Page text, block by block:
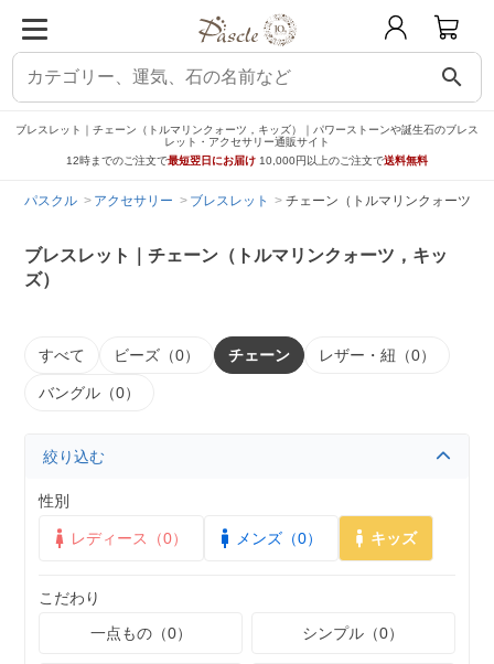
search
ブレスレット｜チェーン（トルマリンクォーツ，キッズ）｜パワーストーンや誕生石のブレス
レット・アクセサリー通販サイト
12時までのご注文で最短翌日にお届け 10,000円以上のご注文で送料無料
パスクル アクセサリー ブレスレット チェーン（トルマリンクォーツ，
ブレスレット｜チェーン（トルマリンクォーツ，キッ
ズ）
すべて ビーズ（0） チェーン レザー・紐（0）
バングル（0）
絞り込む
性別
レディース（0） メンズ（0） キッズ
こだわり
一点もの（0）
シンプル（0）